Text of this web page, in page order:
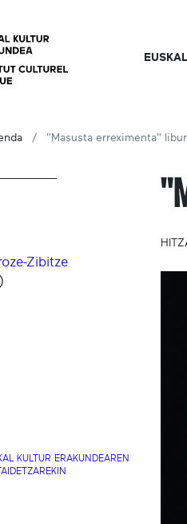
"Masusta erreximenta"
Zibitze
)
KULTUR ERAKUNDEAREN